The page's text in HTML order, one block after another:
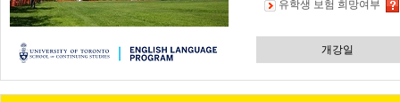
유학생 보험 희망여부
개강일